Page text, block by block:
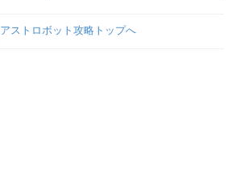
アストロボット攻略トップへ